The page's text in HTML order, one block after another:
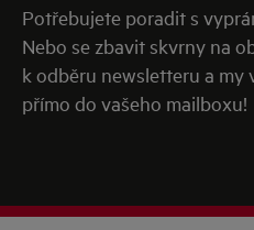
Potřebujete poradit s
Nebo se zbavit skvrny na
k odběru newsletteru a my
přímo do vašeho mailboxu!